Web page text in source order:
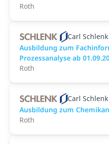
Roth
Carl Schlenk
Ausbildung zum
Prozessanalyse ab
Roth
Carl Schlenk
Ausbildung zum
Roth